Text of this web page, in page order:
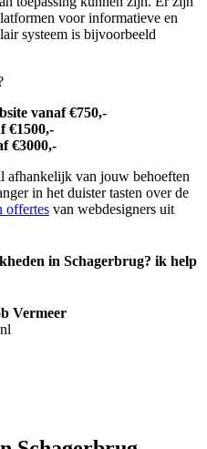
voor informatieve en
systeem is bijvoorbeeld
vanaf €750,-
€1500,-
€3000,-
afhankelijk van jouw behoeften
in het duister tasten over de
offertes van webdesigners uit
in Schagerbrug? ik help
Vermeer